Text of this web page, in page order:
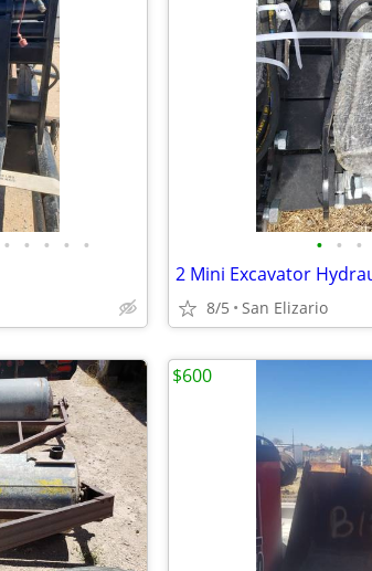
• • • • • • • •
2 Mini Excavator
8/5 San Elizario
$600